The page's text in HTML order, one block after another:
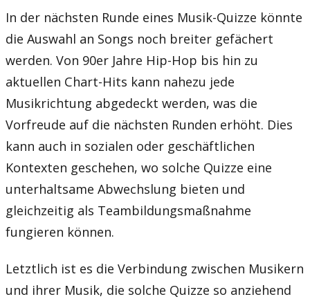
In der nächsten Runde eines Musik-Quizze könnte
die Auswahl an Songs noch breiter gefächert
werden. Von 90er Jahre Hip-Hop bis hin zu
aktuellen Chart-Hits kann nahezu jede
Musikrichtung abgedeckt werden, was die
Vorfreude auf die nächsten Runden erhöht. Dies
kann auch in sozialen oder geschäftlichen
Kontexten geschehen, wo solche Quizze eine
unterhaltsame Abwechslung bieten und
gleichzeitig als Teambildungsmaßnahme
fungieren können.
Letztlich ist es die Verbindung zwischen Musikern
und ihrer Musik, die solche Quizze so anziehend